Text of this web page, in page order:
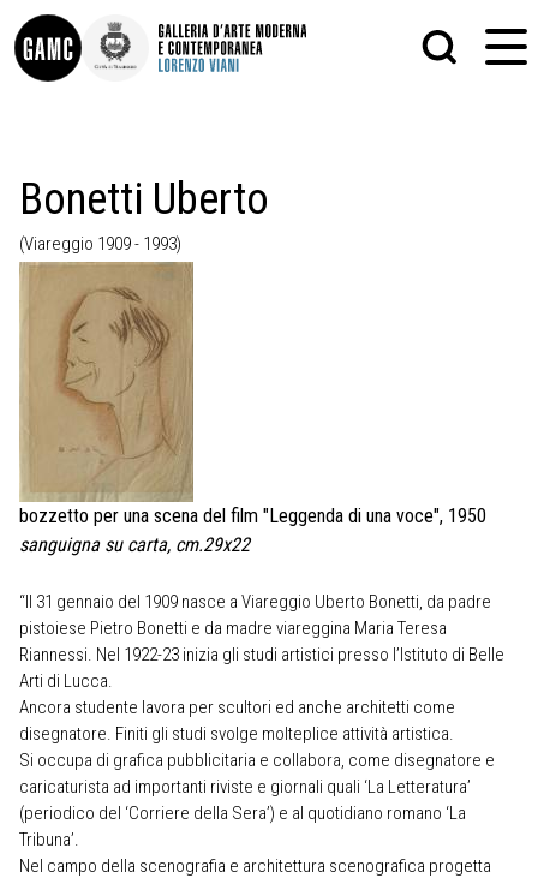
CONTATTI
DIDATTICA
SHOP
LE COLLEZIONI
GLI AUTORI
LORENZO VIANI
MOSTRE
EVENTI
PALAZZO DELLE MUSE
PITTURA
SCULTURA
Bonetti Uberto
(Viareggio 1909 - 1993)
bozzetto per una scena del film "Leggenda di una voce", 1950
sanguigna su carta, cm.29x22
“Il 31 gennaio del 1909 nasce a Viareggio Uberto Bonetti, da padre
pistoiese Pietro Bonetti e da madre viareggina Maria Teresa
Riannessi. Nel 1922-23 inizia gli studi artistici presso l’Istituto di Belle
Arti di Lucca.
Ancora studente lavora per scultori ed anche architetti come
disegnatore. Finiti gli studi svolge molteplice attività artistica.
Si occupa di grafica pubblicitaria e collabora, come disegnatore e
caricaturista ad importanti riviste e giornali quali ‘La Letteratura’
(periodico del ‘Corriere della Sera’) e al quotidiano romano ‘La
Tribuna’.
Nel campo della scenografia e architettura scenografica progetta